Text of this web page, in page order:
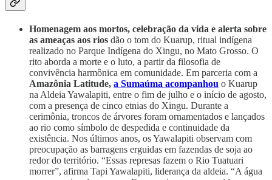
Homenagem aos mortos, celebração da vida e alerta sobre
as ameaças aos rios dão o tom do Kuarup, ritual indígena
realizado no Parque Indígena do Xingu, no Mato Grosso. O
rito aborda a morte e o luto, a partir da filosofia de
convivência harmônica em comunidade. Em parceria com a
Amazônia Latitude, a Sumaúma acompanhou o Kuarup
na Aldeia Yawalapiti, entre o fim de julho e o início de agosto,
com a presença de cinco etnias do Xingu. Durante a
cerimônia, troncos de árvores foram ornamentados e lançados
ao rio como símbolo de despedida e continuidade da
existência. Nos últimos anos, os Yawalapiti observam com
preocupação as barragens erguidas em fazendas de soja ao
redor do território. “Essas represas fazem o Rio Tuatuari
morrer”, afirma Tapi Yawalapiti, liderança da aldeia. “A água